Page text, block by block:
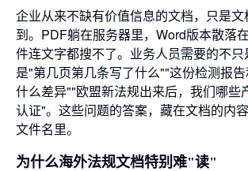
企业从来不缺有价值信息的文档，只是
到。PDF躺在服务器里，Word版本散落
件连文字都搜不了。业务人员需要的不
是"第几页第几条写了什么""这份检测报
什么差异""欧盟新法规出来后，我们哪些
认证"。这些问题的答案，藏在文档的内
文件名里。
为什么海外法规文档特别难"读"